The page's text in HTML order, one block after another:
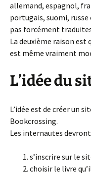
allemand, espagnol,
portugais, suomi,
pas forcément
La deuxième raison est
est même vraiment
L’idée du
L’idée est de créer un
Bookcrossing.
Les internautes devront
s’inscrire sur le
choisir le livre